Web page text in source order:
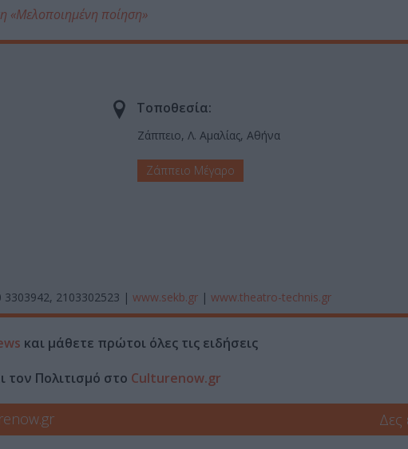
«Μελοποιημένη ποίηση»
Τοποθεσία:
Ζάππειο, Λ. Αμαλίας, Αθήνα
Ζάππειο Μέγαρο
3303942, 2103302523 | www.sekb.gr | www.theatro-technis.gr
και μάθετε πρώτοι όλες τις ειδήσεις
τον Πολιτισμό στο Culturenow.gr
Δες